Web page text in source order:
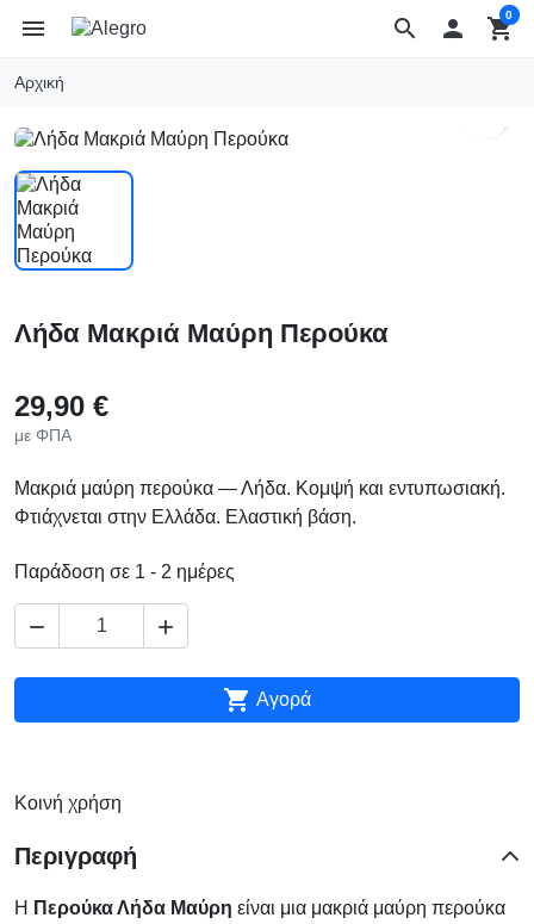
search
menu  shopping_cart
0
Αρχική
Λήδα Μακριά Μαύρη Περούκα
29,90 €
με ΦΠΑ
Μακριά μαύρη περούκα — Λήδα. Κομψή και εντυπωσιακή.
Φτιάχνεται στην Ελλάδα. Ελαστική βάση.
Παράδοση σε 1 - 2 ημέρες
 
 Αγορά
Κοινή χρήση
Περιγραφή
Η Περούκα Λήδα Μαύρη είναι μια μακριά μαύρη περούκα